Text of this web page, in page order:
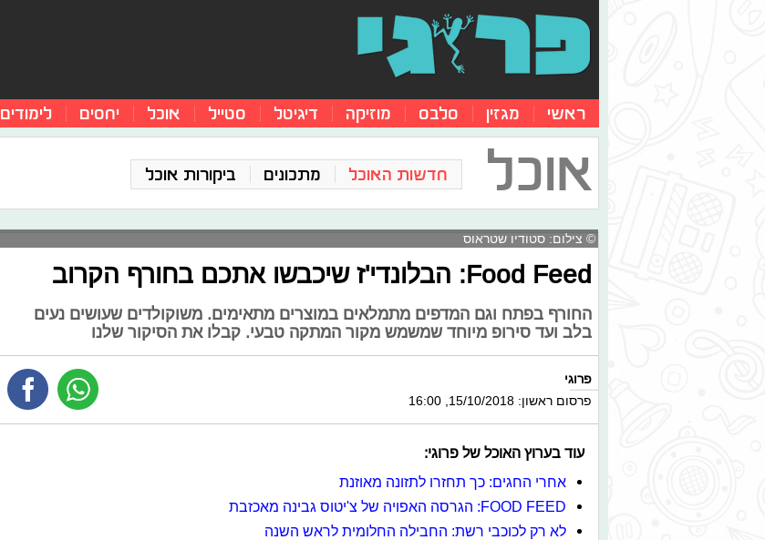
ראשי מגזין סלבס מוזיקה דיגיטל סטייל אוכל יחסים לימודים
אוכל חדשות האוכל מתכונים ביקורות אוכל
© צילום: סטודיו שטראוס
Food Feed: הבלונדי'ז שיכבשו אתכם בחורף הקרוב
החורף בפתח וגם המדפים מתמלאים במוצרים מתאימים. משוקולדים שעושים נעים
בלב ועד סירופ מיוחד שמשמש מקור המתקה טבעי. קבלו את הסיקור שלנו
פרוגי
פרסום ראשון: 15/10/2018, 16:00
עוד בערוץ האוכל של פרוגי:
אחרי החגים: כך תחזרו לתזונה מאוזנת
FOOD FEED: הגרסה האפויה של צ'יטוס גבינה מאכזבת
לא רק לכוכבי רשת: החבילה החלומית לראש השנה